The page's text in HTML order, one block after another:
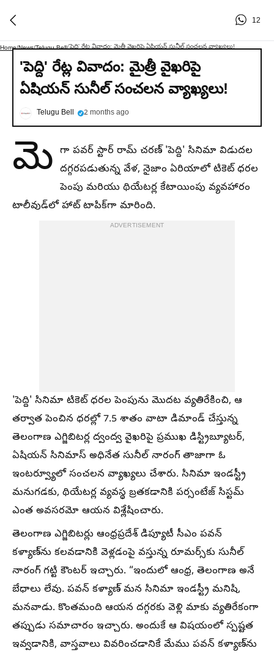
12
Home/News/Telugu Bell/'పెద్ది' రేట్ల వివాదం: మైత్రీ వైఖరిపై ఏషియన్ సునీల్ సంచలన వ్యాఖ్యలు!
'పెద్ది' రేట్ల వివాదం: మైత్రీ వైఖరిపై
ఏషియన్ సునీల్ సంచలన వ్యాఖ్యలు!
Telugu Bell 2 months ago
మె గా పవర్ స్టార్ రామ్ చరణ్ 'పెద్ది' సినిమా విడుదల
దగ్గరపడుతున్న వేళ, నైజాం ఏరియాలో టికెట్ ధరల
పెంపు మరియు థియేటర్ల కేటాయింపు వ్యవహారం
టాలీవుడ్‌లో హాట్ టాపిక్‌గా మారింది.
ADVERTISEMENT
'పెద్ది' సినిమా టికెట్ ధరల పెంపును మొదట వ్యతిరేకించి, ఆ
తర్వాత పెంచిన ధరల్లో 7.5 శాతం వాటా డిమాండ్ చేస్తున్న
తెలంగాణ ఎగ్జిబిటర్ల ద్వంద్వ వైఖరిపై ప్రముఖ డిస్ట్రిబ్యూటర్,
ఏషియన్ సినిమాస్ అధినేత సునీల్ నారంగ్ తాజాగా ఓ
ఇంటర్వ్యూలో సంచలన వ్యాఖ్యలు చేశారు. సినిమా ఇండస్ట్రీ
మనుగడకు, థియేటర్ల వ్యవస్థ బ్రతకడానికి పర్సంటేజ్ సిస్టమ్
ఎంత అవసరమో ఆయన విశ్లేషించారు.
తెలంగాణ ఎగ్జిబిటర్లు ఆంధ్రప్రదేశ్ డిప్యూటీ సీఎం పవన్
కళ్యాణ్‌ను కలవడానికి వెళ్లడంపై వస్తున్న రూమర్స్‌కు సునీల్
నారంగ్ గట్టి కౌంటర్ ఇచ్చారు. “ఇందులో ఆంధ్ర, తెలంగాణ అనే
బేధాలు లేవు. పవన్ కళ్యాణ్ మన సినిమా ఇండస్ట్రీ మనిషి,
మనవాడు. కొంతమంది ఆయన దగ్గరకు వెళ్లి మాకు వ్యతిరేకంగా
తప్పుడు సమాచారం ఇచ్చారు. అందుకే ఆ విషయంలో స్పష్టత
ఇవ్వడానికి, వాస్తవాలు వివరించడానికే మేము పవన్ కళ్యాణ్‌ను